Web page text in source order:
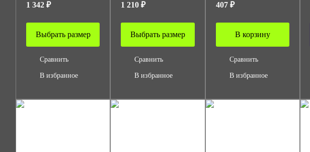
1 342 ₽
Выбрать размер
Сравнить
В избранное
1 210 ₽
Выбрать размер
Сравнить
В избранное
407 ₽
В корзину
Сравнить
В избранное